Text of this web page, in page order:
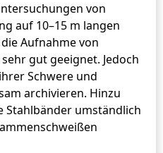
von
auf 10–15 m langen
Aufnahme von
gut geeignet. Jedoch
Schwere und
archivieren. Hinzu
Stahlbänder umständlich